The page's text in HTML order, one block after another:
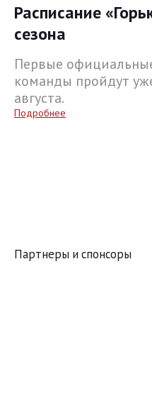
Расписание
сезона
Первые
команды пройдут
августа.
Подробнее
Партнеры и спонсоры